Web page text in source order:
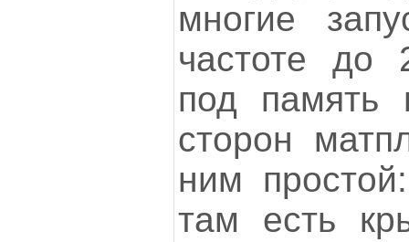
многие
частоте
под память
сторон
ним
там есть